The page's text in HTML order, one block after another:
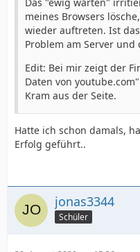
meines Browsers
wieder auftreten. Ist
Problem am Server
Edit: Bei mir zeigt der
Daten von
Kram aus der Seite.
Hatte ich schon damals,
Erfolg geführt..
jonas3344
Schüler